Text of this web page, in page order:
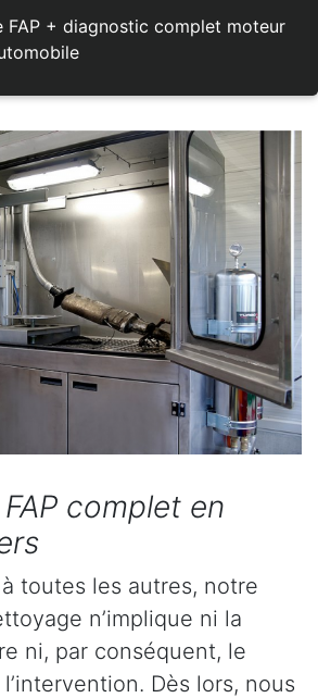
FAP + diagnostic complet moteur
complet en
toutes les autres, notre
n’implique ni la
ni, par conséquent, le
Dès lors, nous